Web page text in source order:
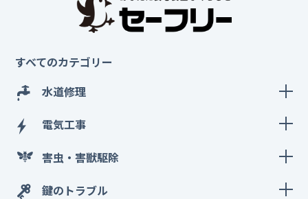
すべてのカテゴリー
水道修理
電気工事
害虫・害獣駆除
鍵のトラブル